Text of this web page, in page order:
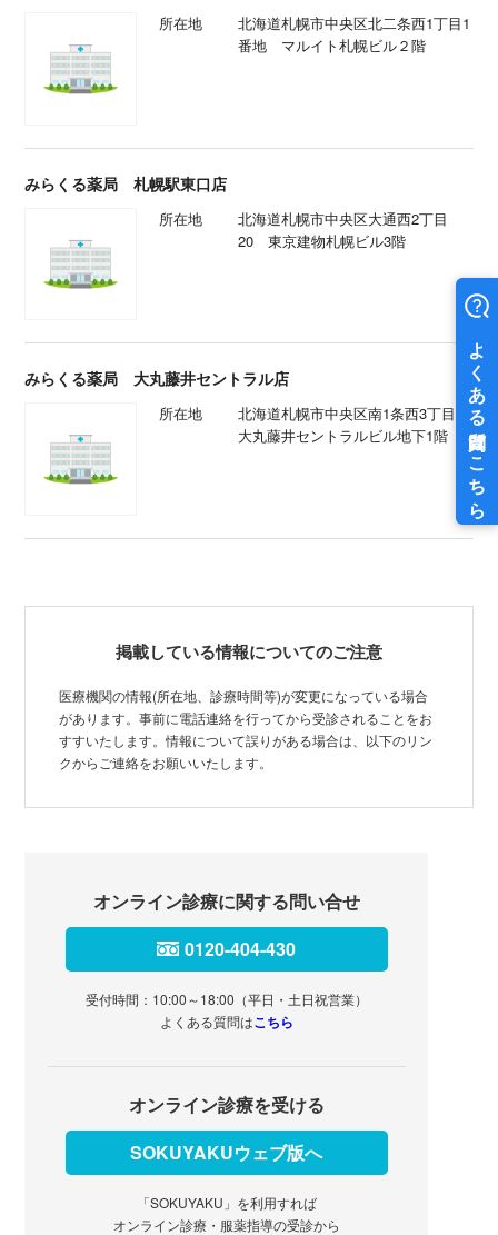
所在地
北海道札幌市中央区北二条西1丁目1
番地 マルイト札幌ビル２階
みらくる薬局 札幌駅東口店
所在地
北海道札幌市中央区大通西2丁目
20 東京建物札幌ビル3階
みらくる薬局 大丸藤井セントラル店
所在地
北海道札幌市中央区南1条西3丁目2
大丸藤井セントラルビル地下1階
掲載している情報についてのご注意
医療機関の情報(所在地、診療時間等)が変更になっている場合
があります。事前に電話連絡を行ってから受診されることをお
すすいたします。情報について誤りがある場合は、以下のリン
クからご連絡をお願いいたします。
オンライン診療に関する問い合せ
0120-404-430
受付時間：10:00～18:00（平日・土日祝営業）
よくある質問はこちら
オンライン診療を受ける
SOKUYAKUウェブ版へ
「SOKUYAKU」を利用すれば
オンライン診療・服薬指導の受診から